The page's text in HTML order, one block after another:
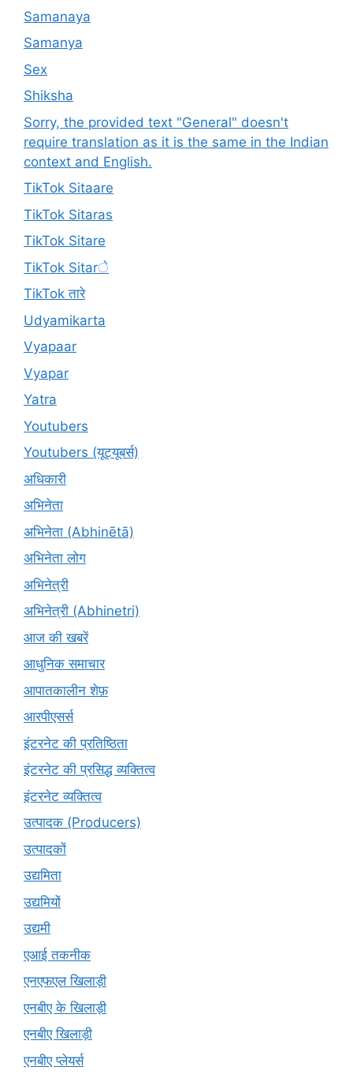
Samanaya
Samanya
Sex
Shiksha
Sorry, the provided text "General" doesn't
require translation as it is the same in the Indian
context and English.
TikTok Sitaare
TikTok Sitaras
TikTok Sitare
TikTok Sitarे
TikTok तारे
Udyamikarta
Vyapaar
Vyapar
Yatra
Youtubers
Youtubers (यूट्यूबर्स)
अधिकारी
अभिनेता
अभिनेता (Abhinētā)
अभिनेता लोग
अभिनेत्री
अभिनेत्री (Abhinetri)
आज की खबरें
आधुनिक समाचार
आपातकालीन शेफ़
आरपीएसर्स
इंटरनेट की प्रतिष्ठिता
इंटरनेट की प्रसिद्ध व्यक्तित्व
इंटरनेट व्यक्तित्व
उत्पादक (Producers)
उत्पादकों
उद्यमिता
उद्यमियों
उद्यमी
एआई तकनीक
एनएफएल खिलाड़ी
एनबीए के खिलाड़ी
एनबीए खिलाड़ी
एनबीए प्लेयर्स